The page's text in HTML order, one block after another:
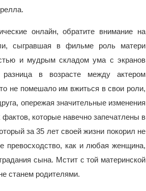
онлайн, обратите внимание на
сыгравшая в фильме роль матери
и мудрым складом ума с экранов
в возрасте между актером
не помешало им вжиться в свои роли,
опережая значительные изменения
которые навечно запечатлены в
за 35 лет своей жизни покорил не
превосходство, как и любая женщина,
сына. Мстит с той материнской
станем родителями.